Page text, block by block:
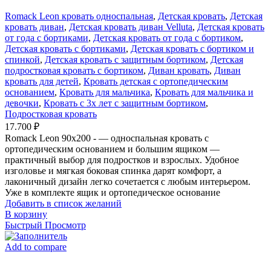
Romack Leon кровать односпальная, Детская кровать, Детская
кровать диван, Детская кровать диван Velluta, Детская кровать
от года с бортиками, Детская кровать от года с бортиком,
Детская кровать с бортиками, Детская кровать с бортиком и
спинкой, Детская кровать с защитным бортиком, Детская
подростковая кровать с бортиком, Диван кровать, Диван
кровать для детей, Кровать детская с ортопедическим
основанием, Кровать для мальчика, Кровать для мальчика и
девочки, Кровать с 3х лет с защитным бортиком,
Подростковая кровать
17.700 ₽
Romack Leon 90x200 - — односпальная кровать с
ортопедическим основанием и большим ящиком —
практичный выбор для подростков и взрослых. Удобное
изголовье и мягкая боковая спинка дарят комфорт, а
лаконичный дизайн легко сочетается с любым интерьером.
Уже в комплекте ящик и ортопедическое основание
Добавить в список желаний
В корзину
Быстрый Просмотр
Add to compare